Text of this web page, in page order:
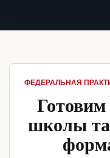
ФЕДЕРАЛЬНАЯ
школы